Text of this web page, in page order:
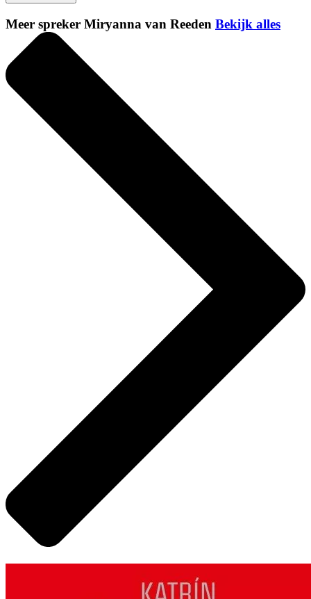
Meer spreker Miryanna van Reeden Bekijk alles